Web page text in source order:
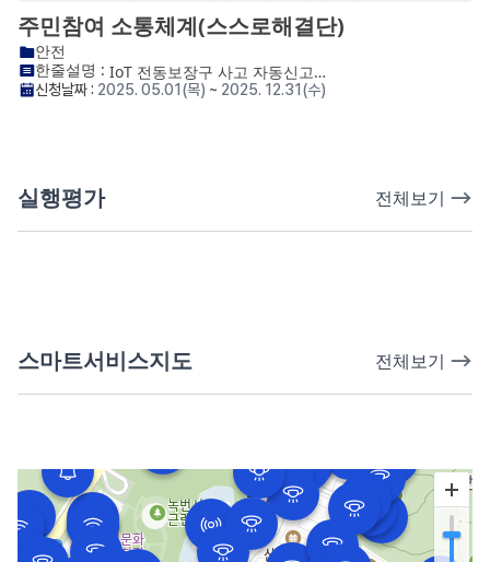
주민참여 소통체계(스스로해결단)
안전
한줄설명 :
IoT 전동보장구 사고 자동신고 시스템 개발 및 전동보장구 운행 빅데이터 수집 및 인공지능(AI) 분석
신청날짜 : 2025. 05.01(목) ~ 2025. 12.31(수)
실행평가 전체보기
스마트서비스지도 전체보기